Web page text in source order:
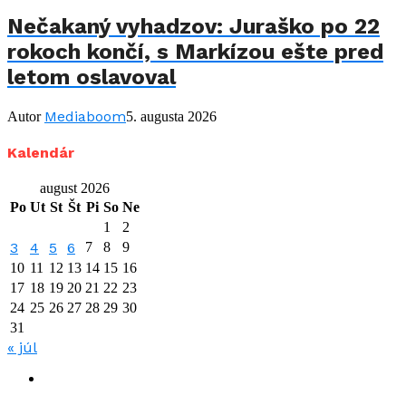
Nečakaný vyhadzov: Juraško po 22
rokoch končí, s Markízou ešte pred
letom oslavoval
Autor Mediaboom5. augusta 2026
Kalendár
august 2026
Po Ut St Št Pi So Ne
1
2
3 4 5 6 7 8
9
10 11 12 13 14 15 16
17 18 19 20 21 22 23
24 25 26 27 28 29 30
31
« júl